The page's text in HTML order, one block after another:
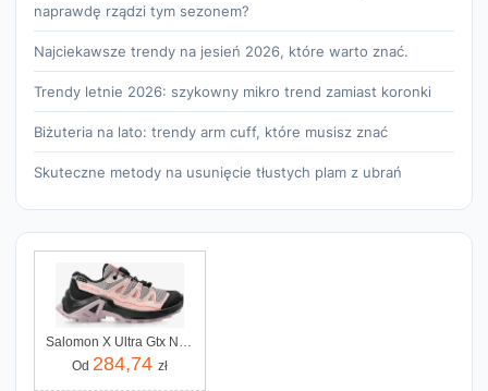
naprawdę rządzi tym sezonem?
Najciekawsze trendy na jesień 2026, które warto znać.
Trendy letnie 2026: szykowny mikro trend zamiast koronki
Biżuteria na lato: trendy arm cuff, które musisz znać
Skuteczne metody na usunięcie tłustych plam z ubrań
Od 284,74 zł